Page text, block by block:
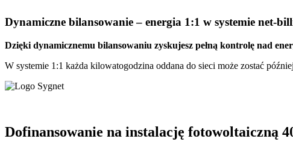
Dynamiczne bilansowanie– energia 1:1 w systemie net-
Dzięki dynamicznemu bilansowaniu zyskujesz pełną kontrolę nad
W systemie 1:1 każda kilowatogodzina oddana do sieci może zostać
Dofinansowanie na instalację fotowoltaiczną